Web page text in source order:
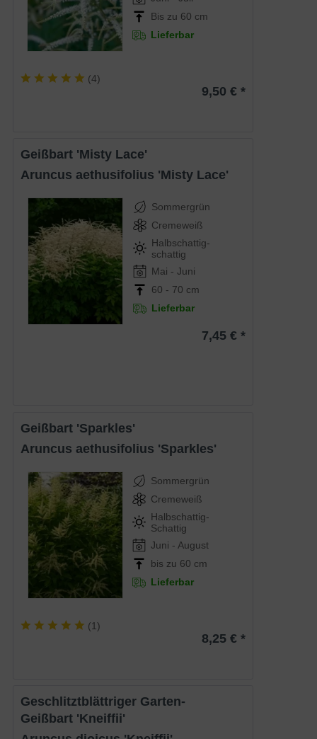
Bis zu 60 cm
Lieferbar
(4)
9,50 € *
Geißbart 'Misty Lace'
Aruncus aethusifolius 'Misty Lace'
Sommergrün
Cremeweiß
Halbschattig-
schattig
Mai - Juni
60 - 70 cm
Lieferbar
7,45 € *
Geißbart 'Sparkles'
Aruncus aethusifolius 'Sparkles'
Sommergrün
Cremeweiß
Halbschattig-
Schattig
Juni - August
bis zu 60 cm
Lieferbar
(1)
8,25 € *
Geschlitztblättriger Garten-
Geißbart 'Kneiffii'